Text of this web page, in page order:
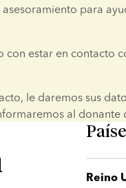
para
con estar en contacto
le daremos sus
al donante
Reino